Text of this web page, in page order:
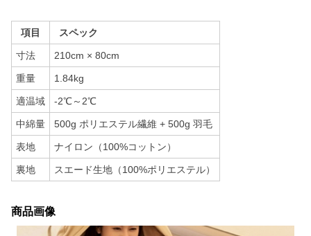
項目 スペック
寸法 210cm × 80cm
重量 1.84kg
適温域 -2℃～2℃
中綿量 500g ポリエステル繊維 + 500g 羽毛
表地 ナイロン（100%コットン）
裏地 スエード生地（100%ポリエステル）
商品画像